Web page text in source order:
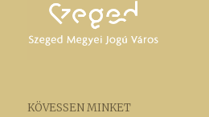
KÖVESSEN MINKET